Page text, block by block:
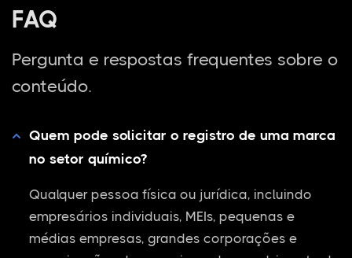
FAQ
Pergunta e respostas frequentes sobre o
conteúdo.
Quem pode solicitar o registro de uma marca
no setor químico?
Qualquer pessoa física ou jurídica, incluindo
empresários individuais, MEIs, pequenas e
médias empresas, grandes corporações e